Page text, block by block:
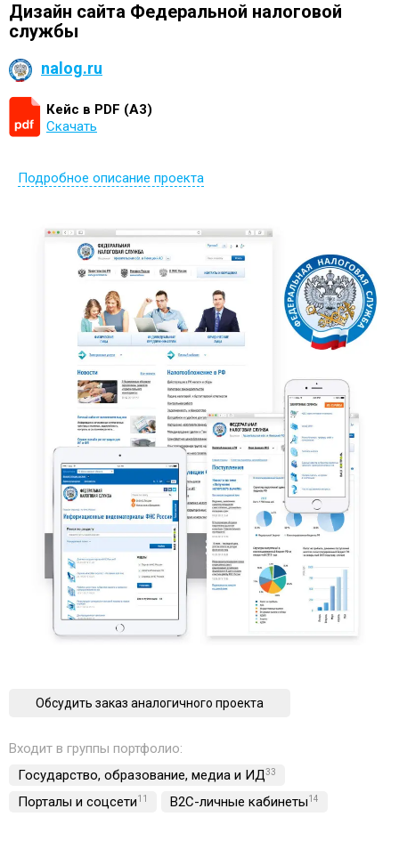
Дизайн сайта Федеральной налоговой
службы
nalog.ru
Кейс в PDF (А3)
Скачать
Подробное описание проекта
Обсудить заказ аналогичного проекта
Входит в группы портфолио:
Государство, образование, медиа и ИД33
Порталы и соцсети11 B2C-личные кабинеты14